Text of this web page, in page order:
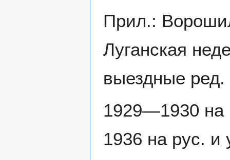
Прил.:
Луганская
выездные ред.
1929—1930 на
1936 на рус. и